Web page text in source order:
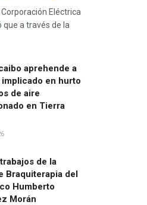
Eléctrica
que a través de la
aprehende a
en hurto
de aire
en Tierra
de la
Braquiterapia del
Humberto
Morán